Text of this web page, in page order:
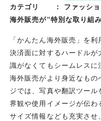
カテゴリ ： ファッシ
海外販売が“特別な取り組
「かんたん海外販売」を
決済面に対するハードル
識がなくてもシームレスに
海外販売がより身近なも
ジでは、写真や翻訳ツー
界観や使用イメージが伝
サイズ情報なども充実さ